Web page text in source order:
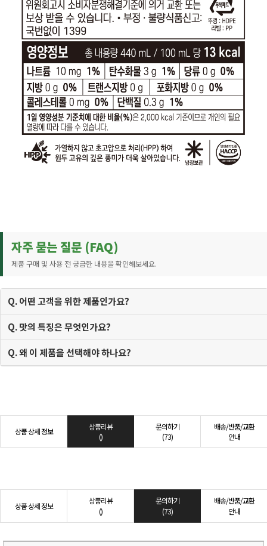
자주 묻는 질문 (FAQ)
제품 구매 및 사용 전 궁금한 내용을 확인해보세요.
Q. 어떤 고객을 위한 제품인가요?
Q. 맛의 특징은 무엇인가요?
Q. 왜 이 제품을 선택해야 하나요?
상품 상세 정보
상품리뷰
()
문의하기
(73)
배송/반품/교환
안내
상품 상세 정보
상품리뷰
()
문의하기
(73)
배송/반품/교환
안내